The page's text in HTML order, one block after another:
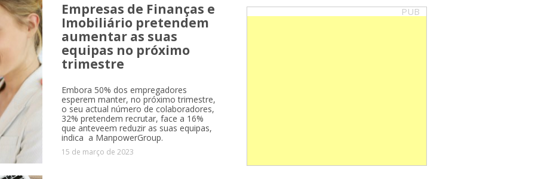
Empresas de Finanças e
Imobiliário pretendem
aumentar as suas
equipas no próximo
trimestre
Embora 50% dos empregadores
esperem manter, no próximo trimestre,
o seu actual número de colaboradores,
32% pretendem recrutar, face a 16%
que anteveem reduzir as suas equipas,
indica a ManpowerGroup.
15 de março de 2023
PUB